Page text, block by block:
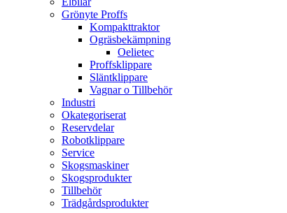
Grönyte Proffs
Kompakttraktor
Ogräsbekämpning
Oelietec
Proffsklippare
Släntklippare
Vagnar o Tillbehör
Industri
Okategoriserat
Reservdelar
Robotklippare
Service
Skogsmaskiner
Skogsprodukter
Tillbehör
Trädgårdsprodukter